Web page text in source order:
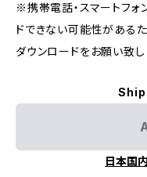
※携帯電話・スマートフォ
ドできない可能性がある
ダウンロードをお願い致し
日本国